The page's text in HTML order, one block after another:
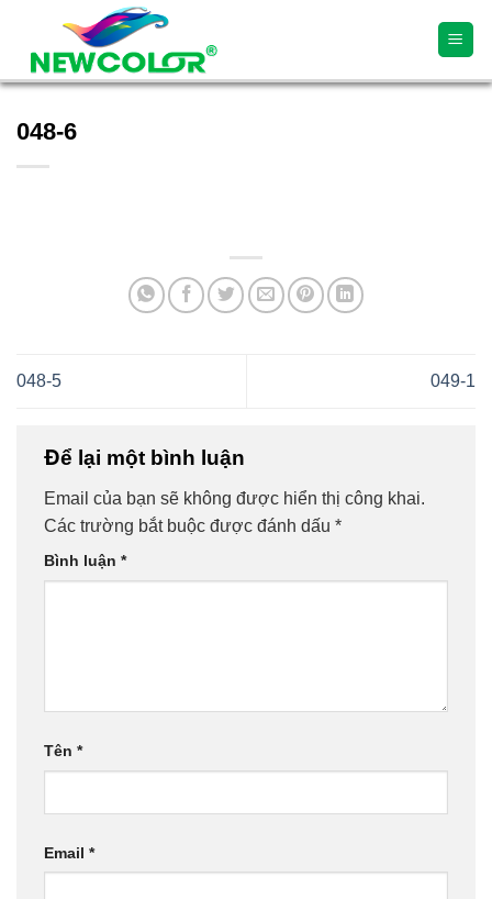
content
048-6
048-5 049-1
Để lại một bình luận
Email của bạn sẽ không được hiển thị công khai.
Các trường bắt buộc được đánh dấu *
Bình luận *
Tên *
Email *